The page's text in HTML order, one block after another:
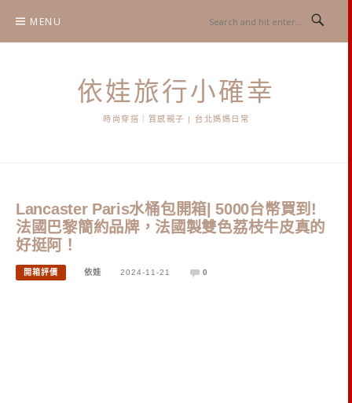
content
MENU
依娃旅行小確幸
時尚穿搭｜質感親子 | 台北媽媽日常
Lancaster Paris水桶包開箱| 5000台幣買到!
法國巴黎簡約品牌，法國製雙色荔枝牛皮真的
好挺阿！
開箱評價 依娃 2024-11-21 0